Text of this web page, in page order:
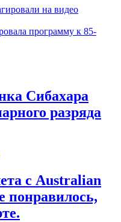
на видео
программу к 85-
Сибахара
разряда
с Australian
понравилось,